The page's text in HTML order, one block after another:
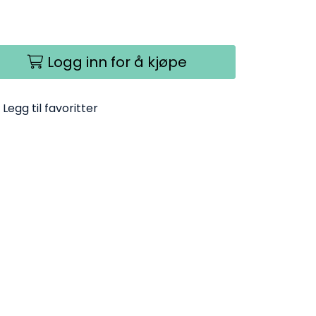
Logg inn for å kjøpe
Legg til favoritter